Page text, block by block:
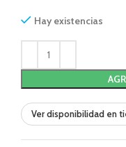
Hay existencias
Ver disponibilidad en